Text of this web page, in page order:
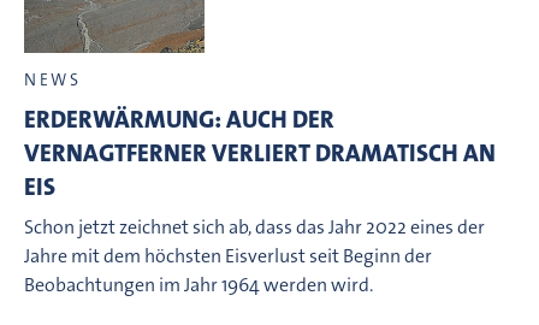
NEWS
ERDERWÄRMUNG: AUCH DER
VERNAGTFERNER VERLIERT DRAMATISCH AN
EIS
Schon jetzt zeichnet sich ab, dass das Jahr 2022 eines der
Jahre mit dem höchsten Eisverlust seit Beginn der
Beobachtungen im Jahr 1964 werden wird.